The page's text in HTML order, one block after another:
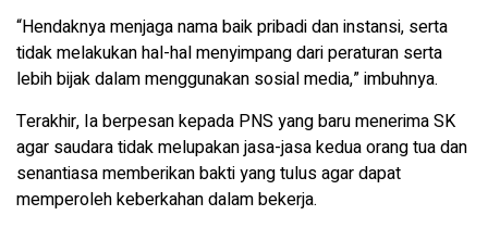
“Hendaknya menjaga nama baik pribadi dan instansi, serta
tidak melakukan hal-hal menyimpang dari peraturan serta
lebih bijak dalam menggunakan sosial media,” imbuhnya.
Terakhir, Ia berpesan kepada PNS yang baru menerima SK
agar saudara tidak melupakan jasa-jasa kedua orang tua dan
senantiasa memberikan bakti yang tulus agar dapat
memperoleh keberkahan dalam bekerja.